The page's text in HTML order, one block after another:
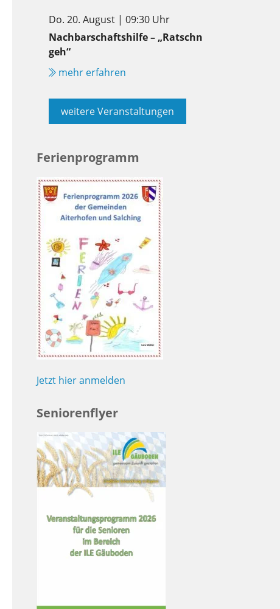
Do. 20. August | 09:30 Uhr
Nachbarschaftshilfe – „Ratschn
geh“
mehr erfahren
weitere Veranstaltungen
Ferienprogramm
Jetzt hier anmelden
Seniorenflyer